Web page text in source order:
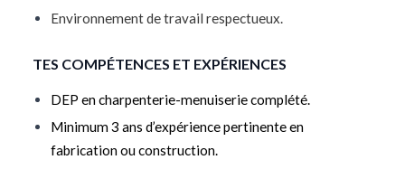
Environnement de travail respectueux.
TES COMPÉTENCES ET EXPÉRIENCES
DEP en charpenterie-menuiserie complété.
Minimum 3 ans d’expérience pertinente en
fabrication ou construction.